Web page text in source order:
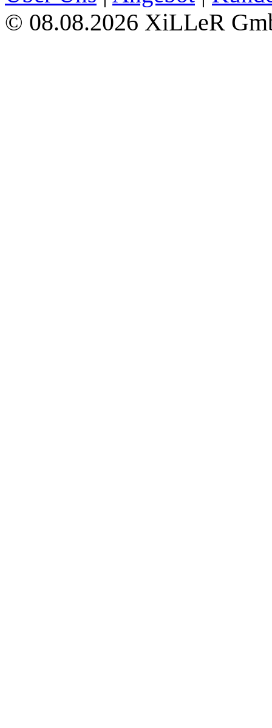
© 08.08.2026 XiLLeR